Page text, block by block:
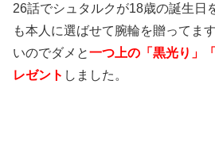
26話でシュタルクが18歳の誕生日
も本人に選ばせて腕輪を贈ってま
いのでダメと一つ上の「黒光り」
レゼント しました。